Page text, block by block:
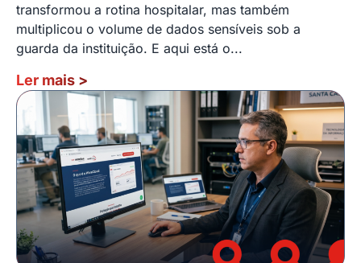
transformou a rotina hospitalar, mas também
multiplicou o volume de dados sensíveis sob a
guarda da instituição. E aqui está o...
Ler mais >